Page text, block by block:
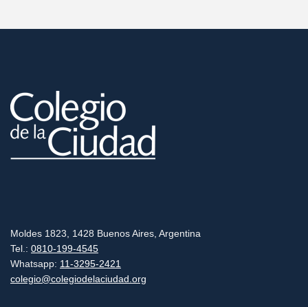
Moldes 1823, 1428 Buenos Aires, Argentina
Tel.: 0810-199-4545
Whatsapp: 11-3295-2421
colegio@colegiodelaciudad.org